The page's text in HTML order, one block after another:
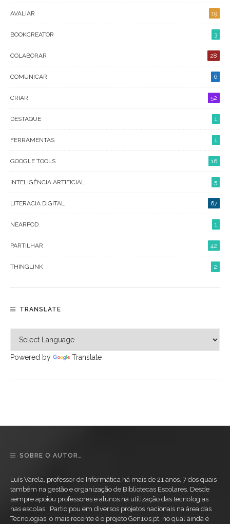
AVALIAR 19
BOOKCREATOR 3
COLABORAR 28
COMUNICAR 6
CRIAR 52
DESTAQUE 1
FERRAMENTAS 1
GOOGLE TOOLS 16
INTELIGÊNCIA ARTIFICIAL 5
LITERACIA DIGITAL 67
NEARPOD 1
PARTILHAR 42
THINGLINK 2
TRANSLATE
Powered by Translate
SOBRE O AUTOR…
Luís Varela, professor de Informática há mais de 21 anos, 7 dos quais
também na gestão e organização de Bibliotecas Escolares. Desde
sempre apoiou professores e alunos na utilização das tecnologias
nas escolas. Participou em diversos projetos nacionais na área das
Tecnologias, o mais recente é o projeto Gen10s.pt, no qual ainda é